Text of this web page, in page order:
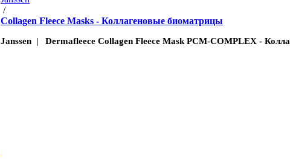
/
Collagen Fleece Masks - Коллагеновые биоматрицы
Janssen | Dermafleece Collagen Fleece Mask PCM-COMPLEX -